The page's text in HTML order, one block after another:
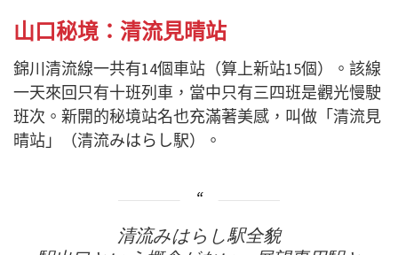
山口秘境：清流見晴站
錦川清流線一共有14個車站（算上新站15個）。該線
一天來回只有十班列車，當中只有三四班是觀光慢駛
班次。新開的秘境站名也充滿著美感，叫做「清流見
晴站」（清流みはらし駅）。
清流みはらし駅全貌